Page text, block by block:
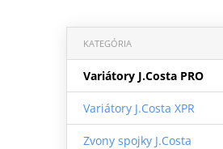
KATEGÓRIA
Variátory J.Costa PRO
Variátory J.Costa XPR
Zvony spojky J.Costa